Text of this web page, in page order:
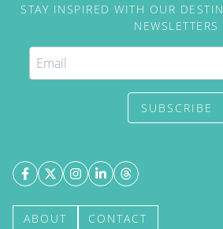
STAY INSPIRED WITH OUR
NEWSLETTERS
SUBSCRIBE
ABOUT CONTACT